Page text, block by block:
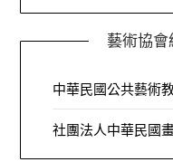
藝術協會
中華民國公共藝術
社團法人中華民國